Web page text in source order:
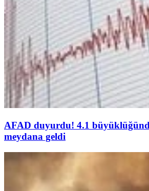
AFAD duyurdu! 4.1
meydana geldi